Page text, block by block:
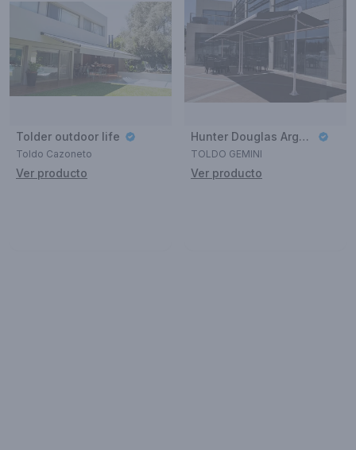
Tolder outdoor life
Toldo Cazoneto
Ver producto
Hunter Douglas Argentina
TOLDO GEMINI
Ver producto